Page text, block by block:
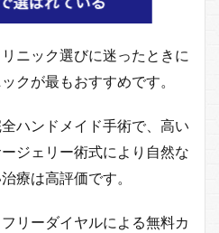
ニック選びに迷ったときに
クが最もおすすめです。
ハンドメイド手術で、高い
ジェリー術式により自然な
療は高評価です。
リーダイヤルによる無料カ